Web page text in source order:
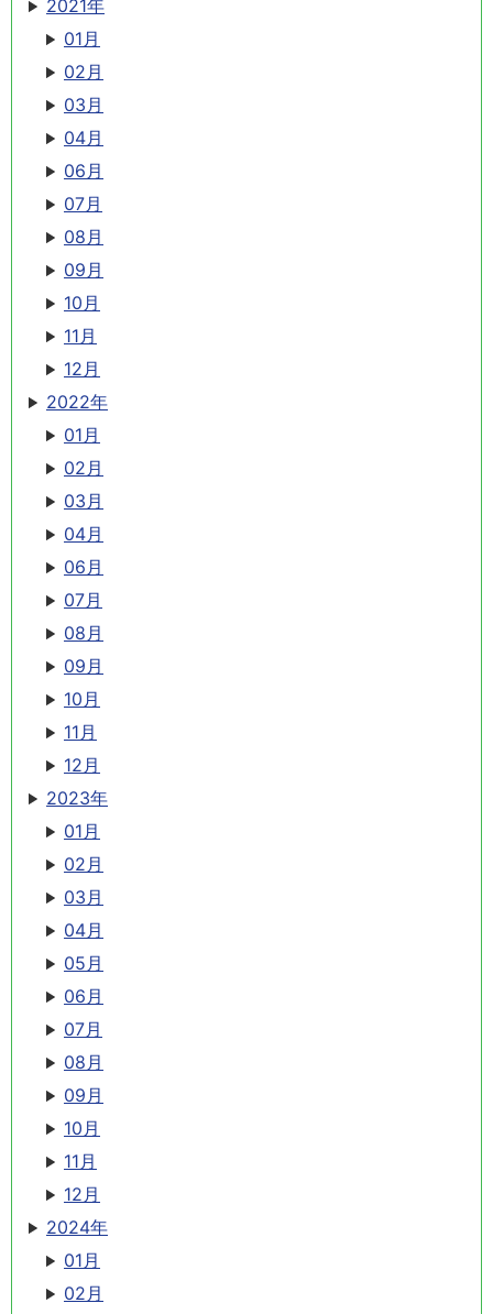
2021年
01月
02月
03月
04月
06月
07月
08月
09月
10月
11月
12月
2022年
01月
02月
03月
04月
06月
07月
08月
09月
10月
11月
12月
2023年
01月
02月
03月
04月
05月
06月
07月
08月
09月
10月
11月
12月
2024年
01月
02月